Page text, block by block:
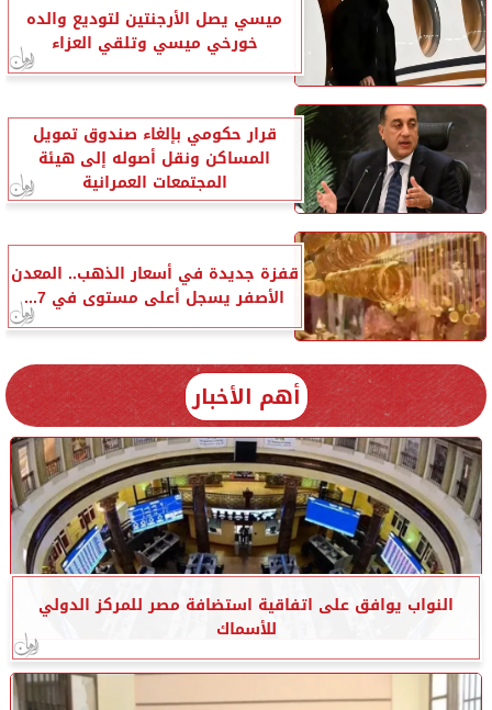
ميسي يصل الأرجنتين لتوديع والده
خورخي ميسي وتلقي العزاء
قرار حكومي بإلغاء صندوق تمويل
المساكن ونقل أصوله إلى هيئة
المجتمعات العمرانية
قفزة جديدة في أسعار الذهب.. المعدن
الأصفر يسجل أعلى مستوى في 7...
أهم الأخبار
النواب يوافق على اتفاقية استضافة مصر للمركز الدولي
للأسماك